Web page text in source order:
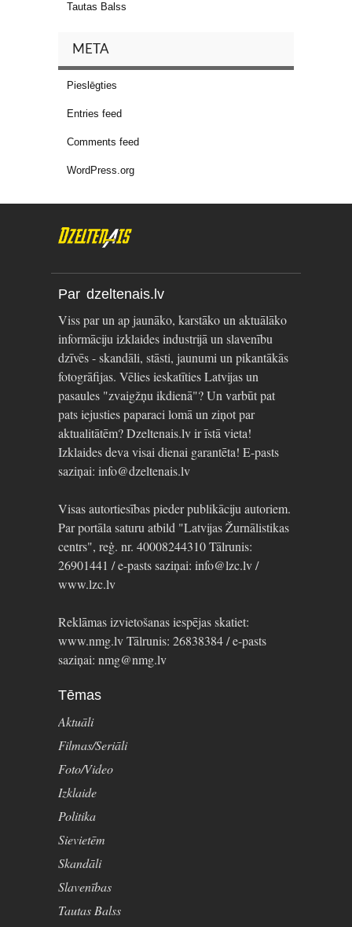
Tautas Balss
META
Pieslēgties
Entries feed
Comments feed
WordPress.org
Par dzeltenais.lv
Viss par un ap jaunāko, karstāko un aktuālāko
informāciju izklaides industrijā un slavenību
dzīvēs - skandāli, stāsti, jaunumi un pikantākās
fotogrāfijas. Vēlies ieskatīties Latvijas un
pasaules "zvaigžņu ikdienā"? Un varbūt pat
pats iejusties paparaci lomā un ziņot par
aktualitātēm? Dzeltenais.lv ir īstā vieta!
Izklaides deva visai dienai garantēta! E-pasts
saziņai: info@dzeltenais.lv
Visas autortiesības pieder publikāciju autoriem.
Par portāla saturu atbild "Latvijas Žurnālistikas
centrs", reģ. nr. 40008244310 Tālrunis:
26901441 / e-pasts saziņai: info@lzc.lv /
www.lzc.lv
Reklāmas izvietošanas iespējas skatiet:
www.nmg.lv Tālrunis: 26838384 / e-pasts
saziņai: nmg@nmg.lv
Tēmas
Aktuāli
Filmas/Seriāli
Foto/Video
Izklaide
Politika
Sievietēm
Skandāli
Slavenības
Tautas Balss